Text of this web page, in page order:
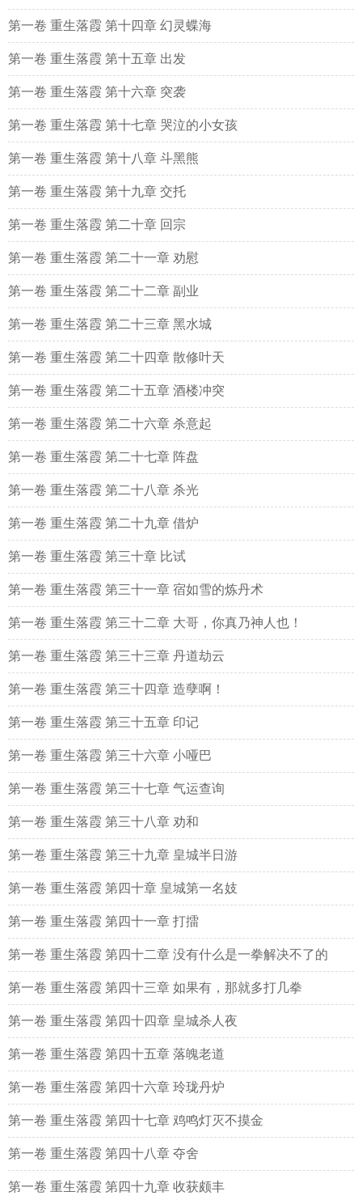
第一卷 重生落霞 第十四章 幻灵蝶海
第一卷 重生落霞 第十五章 出发
第一卷 重生落霞 第十六章 突袭
第一卷 重生落霞 第十七章 哭泣的小女孩
第一卷 重生落霞 第十八章 斗黑熊
第一卷 重生落霞 第十九章 交托
第一卷 重生落霞 第二十章 回宗
第一卷 重生落霞 第二十一章 劝慰
第一卷 重生落霞 第二十二章 副业
第一卷 重生落霞 第二十三章 黑水城
第一卷 重生落霞 第二十四章 散修叶天
第一卷 重生落霞 第二十五章 酒楼冲突
第一卷 重生落霞 第二十六章 杀意起
第一卷 重生落霞 第二十七章 阵盘
第一卷 重生落霞 第二十八章 杀光
第一卷 重生落霞 第二十九章 借炉
第一卷 重生落霞 第三十章 比试
第一卷 重生落霞 第三十一章 宿如雪的炼丹术
第一卷 重生落霞 第三十二章 大哥，你真乃神人也！
第一卷 重生落霞 第三十三章 丹道劫云
第一卷 重生落霞 第三十四章 造孽啊！
第一卷 重生落霞 第三十五章 印记
第一卷 重生落霞 第三十六章 小哑巴
第一卷 重生落霞 第三十七章 气运查询
第一卷 重生落霞 第三十八章 劝和
第一卷 重生落霞 第三十九章 皇城半日游
第一卷 重生落霞 第四十章 皇城第一名妓
第一卷 重生落霞 第四十一章 打擂
第一卷 重生落霞 第四十二章 没有什么是一拳解决不了的
第一卷 重生落霞 第四十三章 如果有，那就多打几拳
第一卷 重生落霞 第四十四章 皇城杀人夜
第一卷 重生落霞 第四十五章 落魄老道
第一卷 重生落霞 第四十六章 玲珑丹炉
第一卷 重生落霞 第四十七章 鸡鸣灯灭不摸金
第一卷 重生落霞 第四十八章 夺舍
第一卷 重生落霞 第四十九章 收获颇丰